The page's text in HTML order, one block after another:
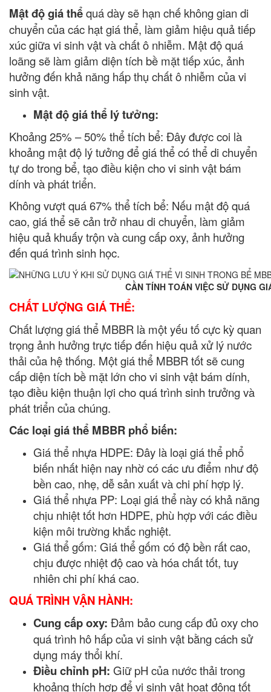
Mật độ giá thểquá dày sẽ hạn chế không gian di
chuyển của các hạt giá thể, làm giảm hiệu quả tiếp
xúc giữa vi sinh vật và chất ô nhiễm. Mật độ quá
loãng sẽ làm giảm diện tích bề mặt tiếp xúc, ảnh
hưởng đến khả năng hấp thụ chất ô nhiễm của vi
sinh vật.
Mật độ giá thể lý tưởng:
Khoảng 25% – 50% thể tích bể: Đây được coi là
khoảng mật độ lý tưởng để giá thể có thể di chuyển
tự do trong bể, tạo điều kiện cho vi sinh vật bám
dính và phát triển.
Không vượt quá 67% thể tích bể: Nếu mật độ quá
cao, giá thể sẽ cản trở nhau di chuyển, làm giảm
hiệu quả khuấy trộn và cung cấp oxy, ảnh hưởng
đến quá trình sinh học.
CẦN TÍNH TOÁN VIỆC SỬ DỤNG GIÁ THỂ
CHẤT LƯỢNG GIÁ THỂ:
Chất lượng giá thể MBBR là một yếu tố cực kỳ quan
trọng ảnh hưởng trực tiếp đến hiệu quả xử lý nước
thải của hệ thống. Một giá thể MBBR tốt sẽ cung
cấp diện tích bề mặt lớn cho vi sinh vật bám dính,
tạo điều kiện thuận lợi cho quá trình sinh trưởng và
phát triển của chúng.
Các loại giá thể MBBR phổ biến:
Giá thể nhựa HDPE: Đây là loại giá thể phổ
biến nhất hiện nay nhờ có các ưu điểm như độ
bền cao, nhẹ, dễ sản xuất và chi phí hợp lý.
Giá thể nhựa PP: Loại giá thể này có khả năng
chịu nhiệt tốt hơn HDPE, phù hợp với các điều
kiện môi trường khắc nghiệt.
Giá thể gốm: Giá thể gốm có độ bền rất cao,
chịu được nhiệt độ cao và hóa chất tốt, tuy
nhiên chi phí khá cao.
QUÁ TRÌNH VẬN HÀNH:
Cung cấp oxy: Đảm bảo cung cấp đủ oxy cho
quá trình hô hấp của vi sinh vật bằng cách sử
dụng máy thổi khí.
Điều chỉnh pH: Giữ pH của nước thải trong
khoảng thích hợp để vi sinh vật hoạt động tốt